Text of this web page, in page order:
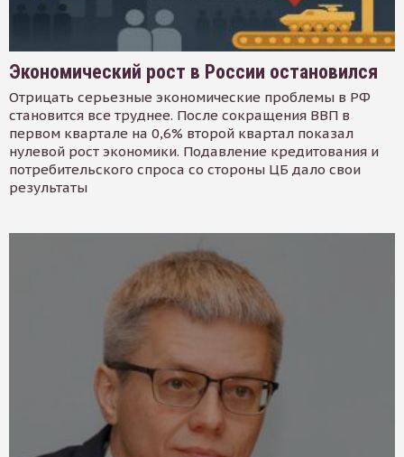
Экономический рост в России остановился
Отрицать серьезные экономические проблемы в РФ
становится все труднее. После сокращения ВВП в
первом квартале на 0,6% второй квартал показал
нулевой рост экономики. Подавление кредитования и
потребительского спроса со стороны ЦБ дало свои
результаты